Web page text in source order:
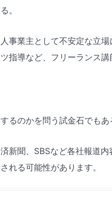
。
事業主として不安定な立
指導など、フリーランス
るのかを問う試金石でもあ
新聞、SBSなど各社報道内
れる可能性があります。